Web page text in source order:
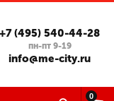
+7 (495) 540-44-28
пн-пт 9-19
info@me-city.ru
0